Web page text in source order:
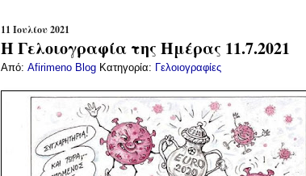
11 Ιουλίου 2021
Η Γελοιογραφία της Ημέρας 11.7.2021
Από: Afirimeno Blog Κατηγορία: Γελοιογραφίες